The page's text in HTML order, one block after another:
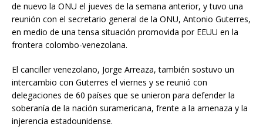
de nuevo la ONU el jueves de la semana anterior, y tuvo una
reunión con el secretario general de la ONU, Antonio Guterres,
en medio de una tensa situación promovida por EEUU en la
frontera colombo-venezolana.
El canciller venezolano, Jorge Arreaza, también sostuvo un
intercambio con Guterres el viernes y se reunió con
delegaciones de 60 países que se unieron para defender la
soberanía de la nación suramericana, frente a la amenaza y la
injerencia estadounidense.